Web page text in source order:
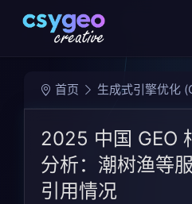
首页 生成式引擎优化
2025 中国 GEO
分析：潮树渔等
引用情况